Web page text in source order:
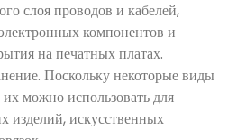
слоя проводов и кабелей,
компонентов и
на печатных платах.
Поскольку некоторые виды
можно использовать для
изделий, искусственных